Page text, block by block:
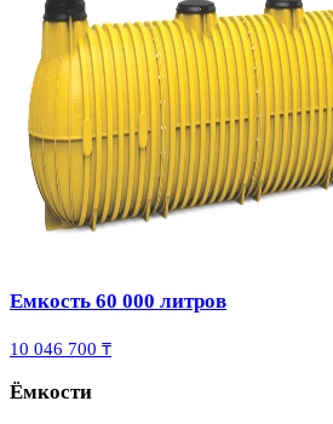
Емкость 60 000 литров
10 046 700 ₸
Ёмкости